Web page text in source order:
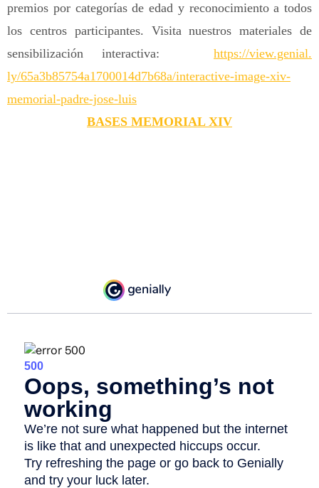
premios por categorías de edad y reconocimiento a todos
los centros participantes. Visita nuestros materiales de
sensibilización interactiva: https://view.genial.
ly/65a3b85754a1700014d7b68a/interactive-image-xiv-
memorial-padre-jose-luis
BASES MEMORIAL XIV